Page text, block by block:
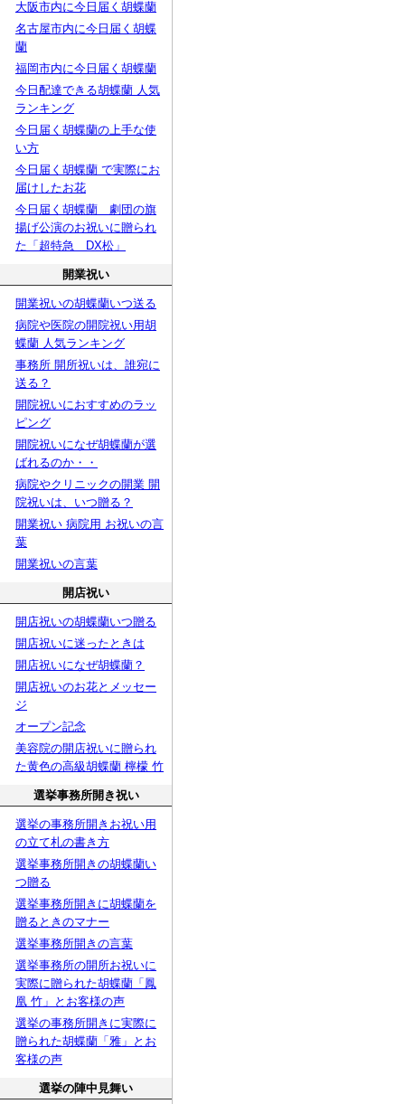
大阪市内に今日届く胡蝶蘭
名古屋市内に今日届く胡蝶
蘭
福岡市内に今日届く胡蝶蘭
今日配達できる胡蝶蘭 人気
ランキング
今日届く胡蝶蘭の上手な使
い方
今日届く胡蝶蘭 で実際にお
届けしたお花
今日届く胡蝶蘭 劇団の旗
揚げ公演のお祝いに贈られ
た「超特急 DX松」
開業祝い
開業祝いの胡蝶蘭いつ送る
病院や医院の開院祝い用胡
蝶蘭 人気ランキング
事務所 開所祝いは、誰宛に
送る？
開院祝いにおすすめのラッ
ピング
開院祝いになぜ胡蝶蘭が選
ばれるのか・・
病院やクリニックの開業 開
院祝いは、いつ贈る？
開業祝い 病院用 お祝いの言
葉
開業祝いの言葉
開店祝い
開店祝いの胡蝶蘭いつ贈る
開店祝いに迷ったときは
開店祝いになぜ胡蝶蘭？
開店祝いのお花とメッセー
ジ
オープン記念
美容院の開店祝いに贈られ
た黄色の高級胡蝶蘭 檸檬 竹
選挙事務所開き祝い
選挙の事務所開きお祝い用
の立て札の書き方
選挙事務所開きの胡蝶蘭い
つ贈る
選挙事務所開きに胡蝶蘭を
贈るときのマナー
選挙事務所開きの言葉
選挙事務所の開所お祝いに
実際に贈られた胡蝶蘭「鳳
凰 竹」とお客様の声
選挙の事務所開きに実際に
贈られた胡蝶蘭「雅」とお
客様の声
選挙の陣中見舞い